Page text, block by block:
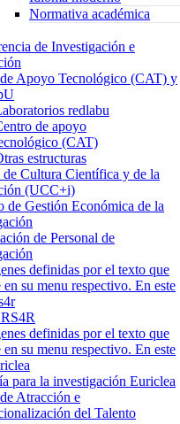
Normativa académica
de Investigación e
Apoyo Tecnológico (CAT) y
redlabu
de apoyo
(CAT)
estructuras
Cultura Científica y de la
(UCC+i)
de Gestión Económica de la
de Personal de
para la investigación Euriclea
Atracción e
del Talento